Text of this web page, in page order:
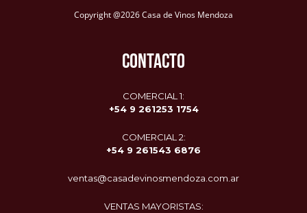
Copyright @2026 Casa de Vinos Mendoza
CONTACTO
COMERCIAL 1:
+54 9 261253 1754
COMERCIAL 2:
+54 9 261543 6876
ventas@casadevinosmendoza.com.ar
VENTAS MAYORISTAS: